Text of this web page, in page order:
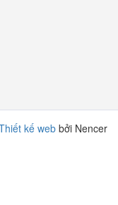
kế webbởi Nencer